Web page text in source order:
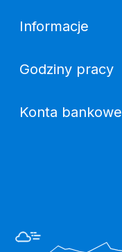
Informacje
Godziny pracy
Konta bankowe